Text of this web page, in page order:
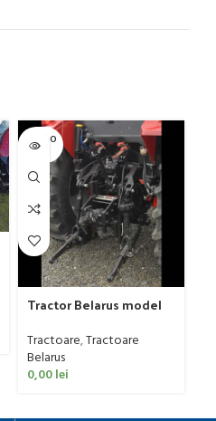
SOLD O
UT
Tractor Belarus model
Tractoare,Tractoare
Belarus
0,00lei